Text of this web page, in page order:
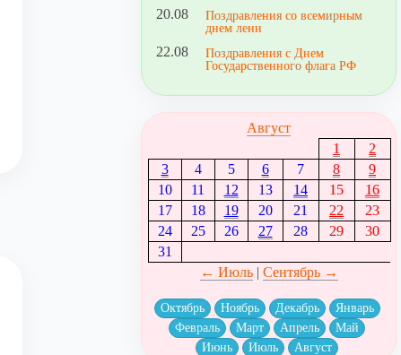
20.08
Поздравления со всемирным
днем лени
22.08
Поздравления с Днем
Государственного флага РФ
Август
1
2
3
4 5 6 7 8
9
10
11 12 13 14 15
16
17
18 19 20 21 22
23
24
25 26 27 28 29
30
31
← Июль| Сентябрь →
Октябрь Ноябрь Декабрь
Январь
Февраль
Март Апрель
Май
Июнь
Июль Август